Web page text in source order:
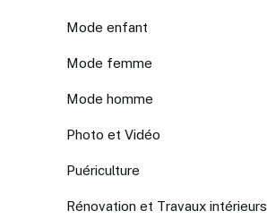
Mode enfant
Mode femme
Mode homme
Photo et Vidéo
Puériculture
Rénovation et Travaux intérieurs